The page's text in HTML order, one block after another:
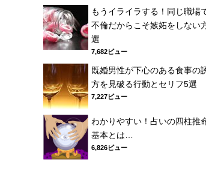
もうイライラする！同じ職場
不倫だからこそ嫉妬をしない
選
7,682ビュー
既婚男性が下心のある食事の
方を見破る行動とセリフ5選
7,227ビュー
わかりやすい！占いの四柱推
基本とは…
6,826ビュー